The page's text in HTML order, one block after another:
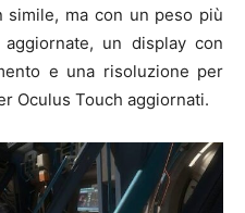
simile, ma con un peso più
un display con
e una risoluzione per
Oculus Touch aggiornati.